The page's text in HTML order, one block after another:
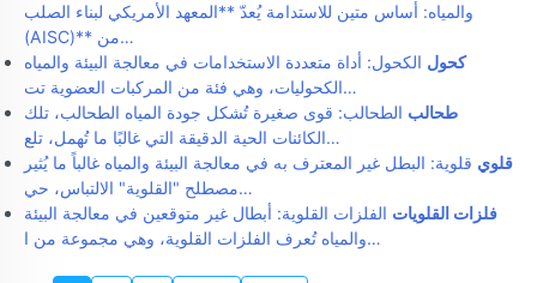
والمياه: أساس متين للاستدامة يُعدّ **المعهد الأمريكي لبناء الصلب
(AISC)** من…
كحول الكحول: أداة متعددة الاستخدامات في معالجة البيئة والمياه
الكحوليات، وهي فئة من المركبات العضوية تت…
طحالب الطحالب: قوى صغيرة تُشكل جودة المياه الطحالب، تلك
الكائنات الحية الدقيقة التي غالبًا ما تُهمل، تلع…
قلوي قلوية: البطل غير المعترف به في معالجة البيئة والمياه غالباً ما يُثير
مصطلح "القلوية" الالتباس، حي…
فلزات القلويات الفلزات القلوية: أبطال غير متوقعين في معالجة البيئة
والمياه تُعرف الفلزات القلوية، وهي مجموعة من ا…